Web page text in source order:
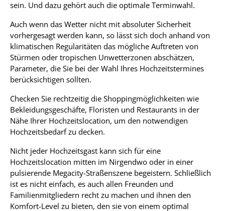
sein. Und dazu gehört auch die optimale Terminwahl.
Auch wenn das Wetter nicht mit absoluter Sicherheit
vorhergesagt werden kann, so lässt sich doch anhand von
klimatischen Regularitäten das mögliche Auftreten von
Stürmen oder tropischen Unwetterzonen abschätzen,
Parameter, die Sie bei der Wahl Ihres Hochzeitstermines
berücksichtigen sollten.
Checken Sie rechtzeitig die Shoppingmöglichkeiten wie
Bekleidungsgeschäfte, Floristen und Restaurants in der
Nähe Ihrer Hochzeitslocation, um den notwendigen
Hochzeitsbedarf zu decken.
Nicht jeder Hochzeitsgast kann sich für eine
Hochzeitslocation mitten im Nirgendwo oder in einer
pulsierende Megacity-Straßenszene begeistern. Schließlich
ist es nicht einfach, es auch allen Freunden und
Familienmitgliedern recht zu machen und ihnen den
Komfort-Level zu bieten, den sie von einem optimal